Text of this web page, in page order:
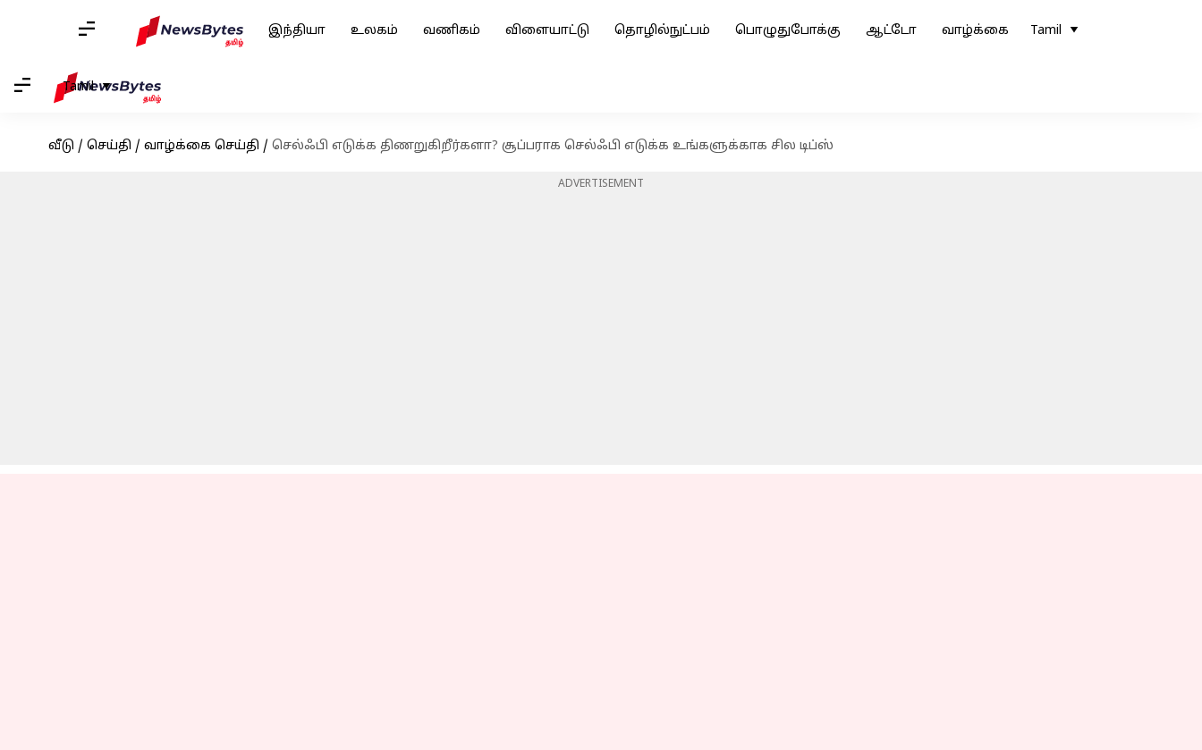
இந்தியா உலகம் வணிகம் விளையாட்டு தொழில்நுட்பம் பொழுதுபோக்கு ஆட்டோ வாழ்க்கை Tamil
Tamil
வீடு / செய்தி / வாழ்க்கை செய்தி / செல்ஃபி எடுக்க திணறுகிறீர்களா? சூப்பராக செல்ஃபி எடுக்க உங்களுக்காக சில டிப்ஸ்
ADVERTISEMENT